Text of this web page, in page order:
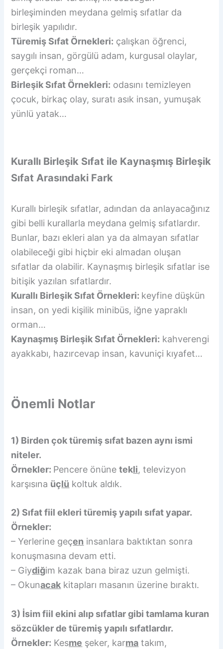
birleşiminden meydana gelmiş sıfatlar da
birleşik yapılıdır.
Türemiş Sıfat Örnekleri: çalışkan öğrenci,
saygılı insan, görgülü adam, kurgusal olaylar,
gerçekçi roman…
Birleşik Sıfat Örnekleri: odasını temizleyen
çocuk, birkaç olay, suratı asık insan, yumuşak
yünlü yatak…
Kurallı Birleşik Sıfat ile Kaynaşmış Birleşik
Sıfat Arasındaki Fark
Kurallı birleşik sıfatlar, adından da anlayacağınız
gibi belli kurallarla meydana gelmiş sıfatlardır.
Bunlar, bazı ekleri alan ya da almayan sıfatlar
olabileceği gibi hiçbir eki almadan oluşan
sıfatlar da olabilir. Kaynaşmış birleşik sıfatlar ise
bitişik yazılan sıfatlardır.
Kurallı Birleşik Sıfat Örnekleri: keyfine düşkün
insan, on yedi kişilik minibüs, iğne yapraklı
orman…
Kaynaşmış Birleşik Sıfat Örnekleri: kahverengi
ayakkabı, hazırcevap insan, kavuniçi kıyafet…
Önemli Notlar
1) Birden çok türemiş sıfat bazen aynı ismi
niteler.
Örnekler: Pencere önünetekli, televizyon
karşısına üçlü koltuk aldık.
2) Sıfat fiil ekleri türemiş yapılı sıfat yapar.
Örnekler:
– Yerlerine geçen insanlara baktıktan sonra
konuşmasına devam etti.
– Giydiğim kazak bana biraz uzun gelmişti.
– Okunacak kitapları masanın üzerine bıraktı.
3) İsim fiil ekini alıp sıfatlar gibi tamlama kuran
sözcükler de türemiş yapılı sıfatlardır.
Örnekler: Kesme şeker, karma takım,